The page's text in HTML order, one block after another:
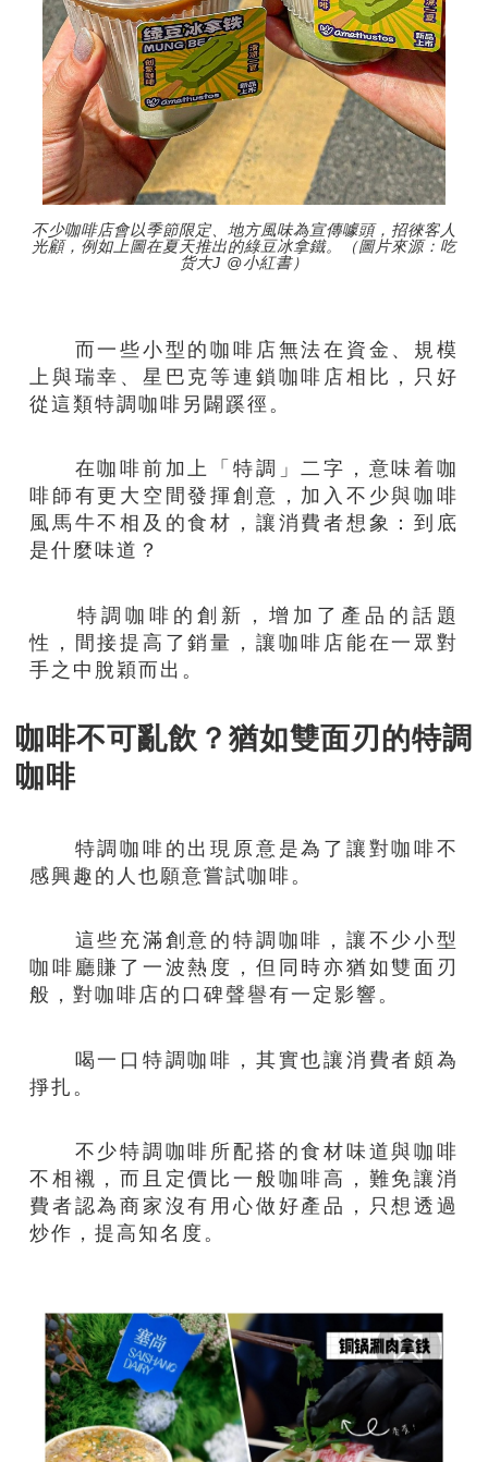
不少咖啡店會以季節限定、地方風味為宣傳噱頭，招徠客人
光顧，例如上圖在夏天推出的綠豆冰拿鐵。（圖片來源：吃
货大J @小紅書）
而一些小型的咖啡店無法在資金、規模
上與瑞幸、星巴克等連鎖咖啡店相比，只好
從這類特調咖啡另闢蹊徑。
在咖啡前加上「特調」二字，意味着咖
啡師有更大空間發揮創意，加入不少與咖啡
風馬牛不相及的食材，讓消費者想象：到底
是什麼味道？
特調咖啡的創新，增加了產品的話題
性，間接提高了銷量，讓咖啡店能在一眾對
手之中脫穎而出。
咖啡不可亂飲？猶如雙面刃的特調
咖啡
特調咖啡的出現原意是為了讓對咖啡不
感興趣的人也願意嘗試咖啡。
這些充滿創意的特調咖啡，讓不少小型
咖啡廳賺了一波熱度，但同時亦猶如雙面刃
般，對咖啡店的口碑聲譽有一定影響。
喝一口特調咖啡，其實也讓消費者頗為
掙扎。
不少特調咖啡所配搭的食材味道與咖啡
不相襯，而且定價比一般咖啡高，難免讓消
費者認為商家沒有用心做好產品，只想透過
炒作，提高知名度。